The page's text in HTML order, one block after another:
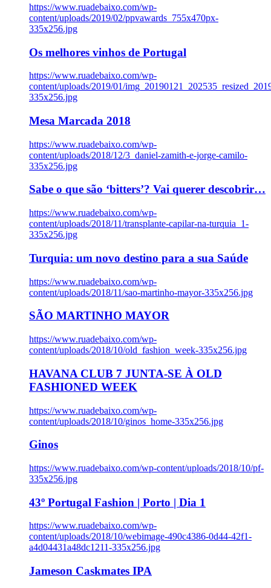
https://www.ruadebaixo.com/wp-
content/uploads/2019/02/ppvawards_755x470px-
335x256.jpg
Os melhores vinhos de Portugal
https://www.ruadebaixo.com/wp-
content/uploads/2019/01/
335x256.jpg
Mesa Marcada 2018
https://www.ruadebaixo.com/wp-
content/uploads/2018/12/3_daniel-zamith-e-jorge-camilo-
335x256.jpg
Sabe o que são ‘bitters’? Vai querer descobrir…
https://www.ruadebaixo.com/wp-
content/uploads/2018/11/transplante-capilar-na-turquia_1-
335x256.jpg
Turquia: um novo destino para a sua Saúde
https://www.ruadebaixo.com/wp-
content/uploads/2018/11/sao-martinho-mayor-335x256.jpg
SÃO MARTINHO MAYOR
https://www.ruadebaixo.com/wp-
content/uploads/2018/10/old_fashion_week-335x256.jpg
HAVANA CLUB 7 JUNTA-SE À OLD
FASHIONED WEEK
https://www.ruadebaixo.com/wp-
content/uploads/2018/10/ginos_home-335x256.jpg
Ginos
https://www.ruadebaixo.com/wp-content/uploads/2018/10/pf-
335x256.jpg
43º Portugal Fashion | Porto | Dia 1
https://www.ruadebaixo.com/wp-
content/uploads/2018/10/webimage-490c4386-0d44-42f1-
a4d04431a48dc1211-335x256.jpg
Jameson Caskmates IPA